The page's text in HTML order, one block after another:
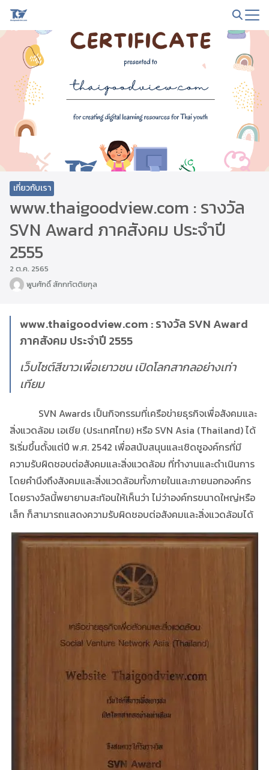
Skip
Search
for:
เกี่ยวกับเรา
www.thaigoodview.com : รางวัล
SVN Award ภาคสังคม ประจำปี
2555
2 ต.ค. 2565
พูนศักดิ์ สักกทัตติยกุล
www.thaigoodview.com : รางวัล SVN Award
ภาคสังคม ประจำปี 2555
เว็บไซต์สีขาวเพื่อเยาวชน เปิดโลกสากลอย่างเท่า
เทียม
SVN Awards เป็นกิจกรรมที่เครือข่ายธุรกิจเพื่อสังคมและ
สิ่งแวดล้อม เอเชีย (ประเทศไทย) หรือ SVN Asia (Thailand) ได้
ริเริ่มขึ้นตั้งแต่ปี พ.ศ. 2542 เพื่อสนับสนุนและเชิดชูองค์กรที่มี
ความรับผิดชอบต่อสังคมและสิ่งแวดล้อม ที่ทำงานและดำเนินการ
โดยคำนึงถึงสังคมและสิ่งแวดล้อมทั้งภายในและภายนอกองค์กร
โดยรางวัลนี้พยายามสะท้อนให้เห็นว่า ไม่ว่าองค์กรขนาดใหญ่หรือ
เล็ก ก็สามารถแสดงความรับผิดชอบต่อสังคมและสิ่งแวดล้อมได้